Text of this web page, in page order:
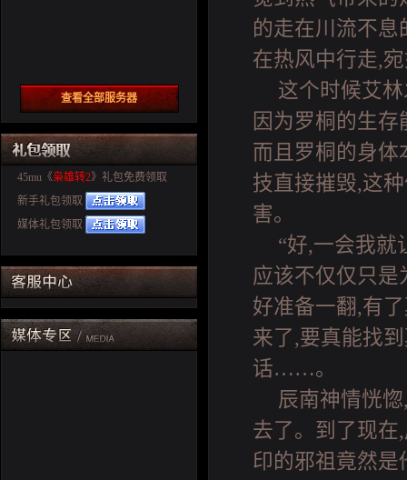
查看全部服务器
45mu《枭雄转2》礼包免费领取
新手礼包领取
媒体礼包领取
的走在川流不
在热风中行走,
这个时候艾
因为罗桐的生
而且罗桐的身体
技直接摧毁,这
害。
“好,一会我就
应该不仅仅只是
好准备一翻,有
来了,要真能找
话……。
辰南神情恍
去了。到了现在
印的邪祖竟然是